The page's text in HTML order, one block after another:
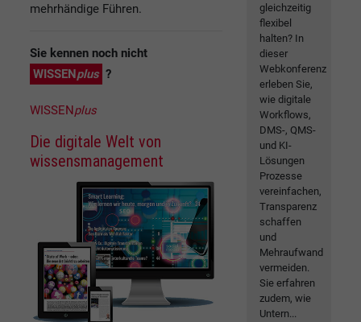
mehrhändige Führen.
Sie kennen noch nicht
WISSENplus ?
WISSENplus
Die digitale Welt von
wissensmanagement
gleichzeitig
flexibel
halten? In
dieser
Webkonferenz
erleben Sie,
wie digitale
Workflows,
DMS-, QMS-
und KI-
Lösungen
Prozesse
vereinfachen,
Transparenz
schaffen
und
Mehraufwand
vermeiden.
Sie erfahren
zudem, wie
Untern...